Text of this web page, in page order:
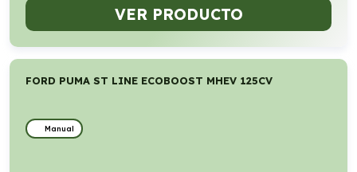
VER PRODUCTO
FORD PUMA ST LINE ECOBOOST MHEV 125CV
Manual